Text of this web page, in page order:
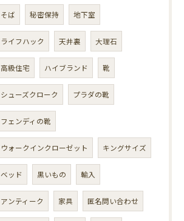
そば 秘密保持 地下室
ライフハック 天井裏 大理石
高級住宅 ハイブランド 靴
シューズクローク プラダの靴
フェンディの靴
ウォークインクローゼット キングサイズ
ベッド 黒いもの 輸入
アンティーク 家具 匿名問い合わせ